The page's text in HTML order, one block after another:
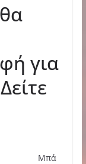
για
Μπά